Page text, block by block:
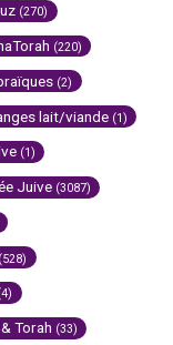
(270)
(220)
(2)
lait/viande (1)
(1)
Juive (3087)
(528)
Torah (33)